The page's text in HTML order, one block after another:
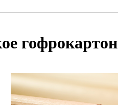
гофрокартон